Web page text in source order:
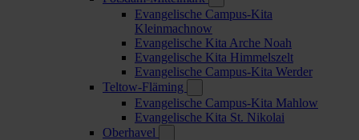
Evangelische Campus-Kita
Kleinmachnow
Evangelische Kita Arche Noah
Evangelische Kita Himmelszelt
Evangelische Campus-Kita Werder
Teltow-Fläming
Evangelische Campus-Kita Mahlow
Evangelische Kita St. Nikolai
Oberhavel